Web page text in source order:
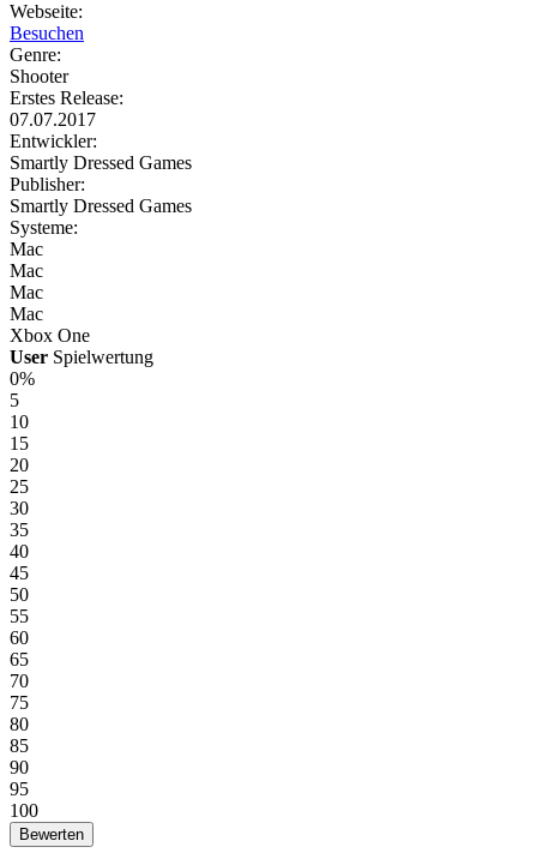
Webseite:
Besuchen
Genre:
Shooter
Erstes Release:
07.07.2017
Entwickler:
Smartly Dressed Games
Publisher:
Smartly Dressed Games
Systeme:
Mac
Mac
Mac
Mac
Xbox One
User Spielwertung
0%
5
10
15
20
25
30
35
40
45
50
55
60
65
70
75
80
85
90
95
100